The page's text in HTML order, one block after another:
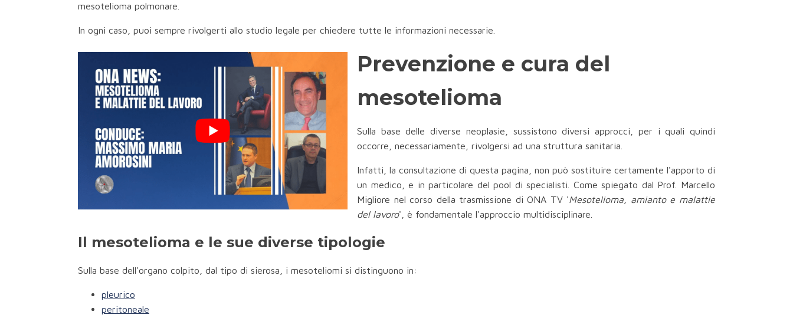
mesotelioma polmonare.
In ogni caso, puoi sempre rivolgerti allo studio legale per chiedere tutte le informazioni necessarie.
Prevenzione e cura del
mesotelioma
Sulla base delle diverse neoplasie, sussistono diversi approcci, per i quali quindi
occorre, necessariamente, rivolgersi ad una struttura sanitaria.
Infatti, la consultazione di questa pagina, non può sostituire certamente l'apporto di
un medico, e in particolare del pool di specialisti. Come spiegato dal Prof. Marcello
Migliore nel corso della trasmissione di ONA TV 'Mesotelioma, amianto e malattie
del lavoro', è fondamentale l'approccio multidisciplinare.
Il mesotelioma e le sue diverse tipologie
Sulla base dell'organo colpito, dal tipo di sierosa, i mesoteliomi si distinguono in:
pleurico
peritoneale